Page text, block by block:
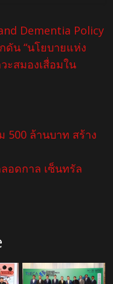
Dementia Policy
ดัน “นโยบายแห่ง
ะสมองเสื่อมใน
ล้านบาท สร้าง
อดกาล เซ็นทรัล